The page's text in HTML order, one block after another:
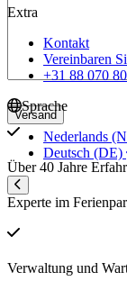
Extra
Kontakt
Vereinbaren
+31 88 070
Sprache
Nederlands
Deutsch (DE)
Versand
Über 40 Jahre
Experte im
Verwaltung und